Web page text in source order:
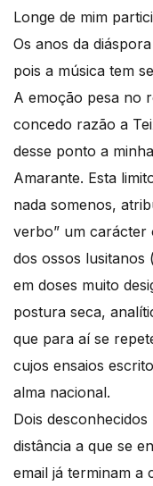
Longe de mim
Os anos da
pois a música tem
A emoção pesa no
concedo razão a
desse ponto a
Amarante. Esta
nada somenos,
verbo” um carácter
dos ossos lusitanos
em doses muito
postura seca,
que para aí se
cujos ensaios
alma nacional.
Dois
distância a que se
email já terminam a